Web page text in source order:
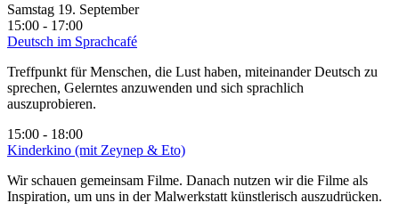
Samstag 19. September
15:00 - 17:00
Deutsch im Sprachcafé
Treffpunkt für Menschen, die Lust haben, miteinander Deutsch zu
sprechen, Gelerntes anzuwenden und sich sprachlich
auszuprobieren.
15:00 - 18:00
Kinderkino (mit Zeynep & Eto)
Wir schauen gemeinsam Filme. Danach nutzen wir die Filme als
Inspiration, um uns in der Malwerkstatt künstlerisch auszudrücken.